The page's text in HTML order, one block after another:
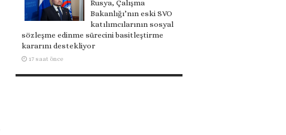
Rusya, Çalışma
Bakanlığı’nın eski SVO
katılımcılarının sosyal
sözleşme edinme sürecini basitleştirme
kararını destekliyor
17 saat önce